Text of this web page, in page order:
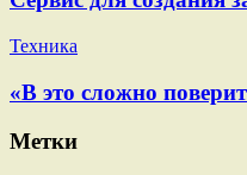
Техника
«В это сложно
Метки